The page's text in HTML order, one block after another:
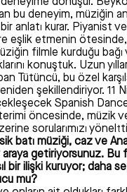
bu deneyim, müziğin
anlatı kurar. Piyanist
eşlik etmenin
filmle kurduğu bağı
konuştuk. Uzun
Tütüncü, bu özel
şekillendiriyor. 11
Spanish
öncesinde, müzik
sorularımızı
batı müziği, caz ve
getiriyorsunuz. Bu
bir ilişki kuruyor; daha
mu?